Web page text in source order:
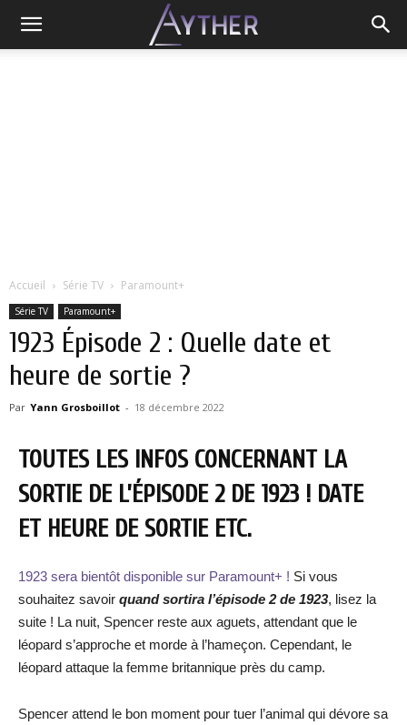
Accueil Série TV Paramount+
Série TV Paramount+
1923 Épisode 2 : Quelle date et
heure de sortie ?
Par Yann Grosboillot - 18 décembre 2022
TOUTES LES INFOS CONCERNANT LA
SORTIE DE L’ÉPISODE 2 DE 1923 ! DATE
ET HEURE DE SORTIE ETC.
1923 sera bientôt disponible sur Paramount+ ! Si vous
souhaitez savoir quand sortira l’épisode 2 de 1923, lisez la
suite ! La nuit, Spencer reste aux aguets, attendant que le
léopard s’approche et morde à l’hameçon. Cependant, le
léopard attaque la femme britannique près du camp.
Spencer attend le bon moment pour tuer l’animal qui dévore sa